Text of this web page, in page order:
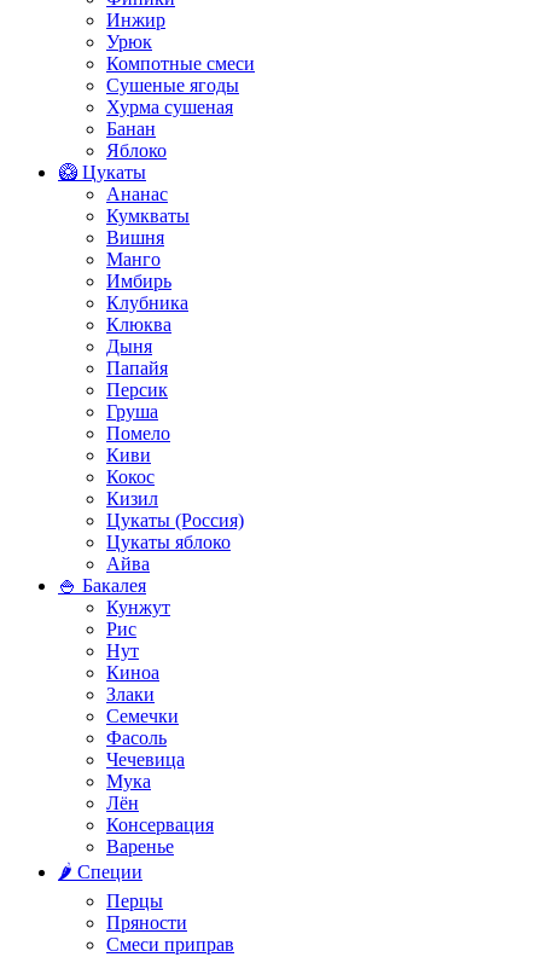
Инжир
Урюк
Компотные смеси
Сушеные ягоды
Хурма сушеная
Банан
Яблоко
🥝 Цукаты
Ананас
Кумкваты
Вишня
Манго
Имбирь
Клубника
Клюква
Дыня
Папайя
Персик
Груша
Помело
Киви
Кокос
Кизил
Цукаты (Россия)
Цукаты яблоко
Айва
🍚 Бакалея
Кунжут
Рис
Нут
Киноа
Злаки
Семечки
Фасоль
Чечевица
Мука
Лён
Консервация
Варенье
🌶️ Специи
Перцы
Пряности
Смеси приправ